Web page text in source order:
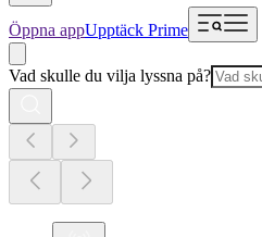
Öppna appUpptäck Prime
Vad skulle du vilja lyssna på?